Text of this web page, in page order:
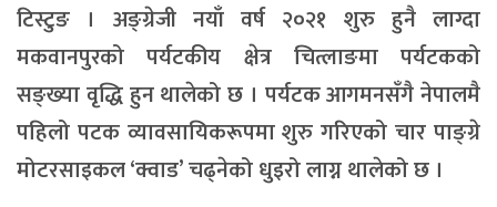
टिस्टुङ । अङ्ग्रेजी नयाँ वर्ष २०२१ शुरु हुनै लाग्दा
मकवानपुरको पर्यटकीय क्षेत्र चित्लाङमा पर्यटकको
सङ्ख्या वृद्धि हुन थालेको छ । पर्यटक आगमनसँगै नेपालमै
पहिलो पटक व्यावसायिकरूपमा शुरु गरिएको चार पाङ्ग्रे
मोटरसाइकल ‘क्वाड’ चढ्नेको धुइरो लाग्न थालेको छ ।